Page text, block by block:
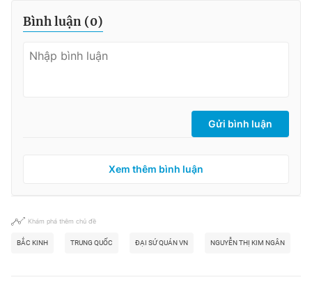
Bình luận (0)
Gửi bình luận
Xem thêm bình luận
Khám phá thêm chủ đề
BẮC KINH TRUNG QUỐC ĐẠI SỨ QUÁN VN NGUYỄN THỊ KIM NGÂN